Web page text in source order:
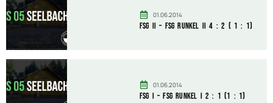
01.06.2014
FSG II – FSG Runkel II 4 : 2 ( 1 : 1)
01.06.2014
FSG I – FSG Runkel I 2 : 1 (1 : 1)